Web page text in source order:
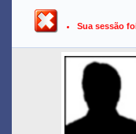
UFPB ›
Sua sessão